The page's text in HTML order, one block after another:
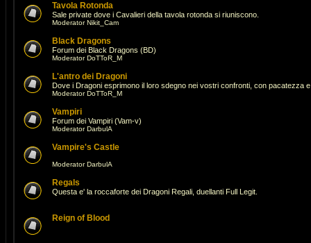
Tavola Rotonda
Sale private dove i Cavalieri della tavola rotonda si riuniscono.
ModeratorNikit_Cam
Black Dragons
Forum dei Black Dragons (BD)
ModeratorDoTToR_M
L'antro dei Dragoni
Dove i Dragoni esprimono il loro sdegno nei vostri confronti, con pacatezza
ModeratorDoTToR_M
Vampiri
Forum dei Vampiri (Vam-v)
ModeratorDarbulA
Vampire's Castle
ModeratorDarbulA
Regals
Questa e' la roccaforte dei Dragoni Regali, duellanti Full Legit.
Reign of Blood